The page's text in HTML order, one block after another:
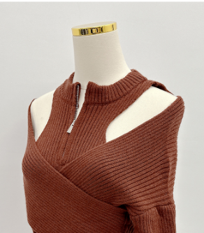
secara automatik dialihkan ke proses
pengesahan nombor telefon, pilih bilangan
bilangan ansuran dan jumlah bayaran
pengesahan transaksi seterusnya.
pesanan ditubuhkan, jika tidak pergi
atau jika tidak lulus semakan, pesanan
Jika terdapat situasi "pindah untuk
lulus, ini menunjukkan bahawa sistem
tiada penjelasan mengenai kandungan
】
tidak digabungkan dalam bil telekomunikasi,
akan menghantar SMS peringatan
penyelesaian bulanan.